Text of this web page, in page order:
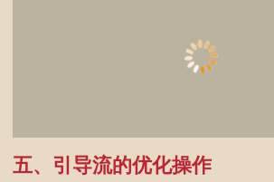
五、引导流的优化操作